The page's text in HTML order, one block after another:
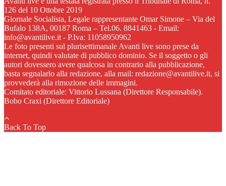
126 del 10 Ottobre 2019
Giornale Socialista, Legale rappresentante Omar Simone – Via del
Bufalo 138A, 00187 Roma – Tel.06. 8841463 - Email:
info@avantilive.it - P.Iva: 11058950962
Le foto presenti sul plurisettimanale Avanti live sono prese da
internet, quindi valutate di pubblico dominio. Se il soggetto o gli
autori dovessero avere qualcosa in contrario alla pubblicazione,
basta segnalarlo alla redazione, alla mail: redazione@avantilive.it, si
provvederà alla rimozione delle immagini.
Comitato editoriale: Vittorio Lussana (Direttore Responsabile).
Bobo Craxi (Direttore Editoriale)
Back To Top